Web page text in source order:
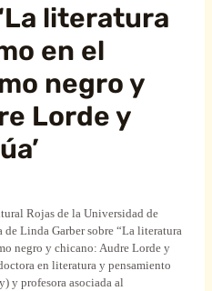
literatura
en el
negro y
Lorde y
Rojas de la Universidad de
Linda Garber sobre “La literatura
negro y chicano: Audre Lorde y
en literatura y pensamiento
y profesora asociada al